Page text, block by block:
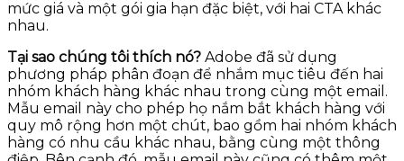
mức giá và một gói gia hạn đặc biệt, với hai CTA khác
nhau.
Tại sao chúng tôi thích nó? Adobe đã sử dụng
phương pháp phân đoạn để nhắm mục tiêu đến hai
nhóm khách hàng khác nhau trong cùng một email.
Mẫu email này cho phép họ nắm bắt khách hàng với
quy mô rộng hơn một chút, bao gồm hai nhóm khách
hàng có nhu cầu khác nhau, bằng cùng một thông